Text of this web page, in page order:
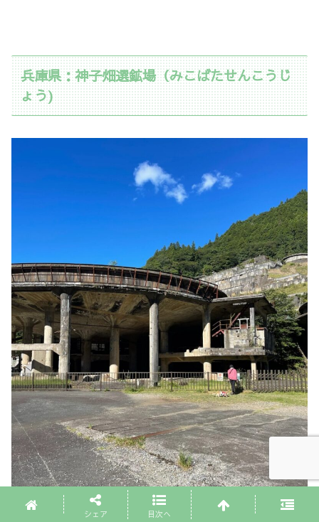
兵庫県：神子畑選鉱場（みこばたせんこうじ
ょう)
シェア 目次へ